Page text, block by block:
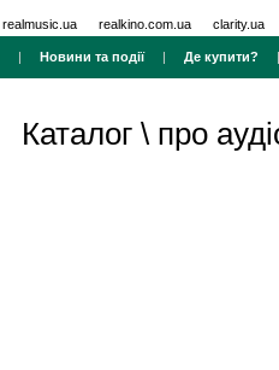
realmusic.ua realkino.com.ua clarity.ua
| Новини та події| Де купити?
Каталог \ про